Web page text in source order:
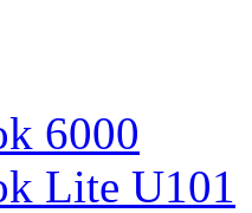
6000
Lite U101